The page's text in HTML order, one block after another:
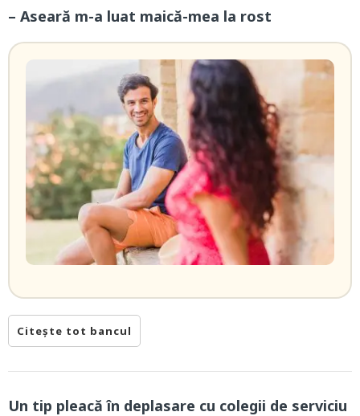
– Aseară m-a luat maică-mea la rost
Citește tot bancul
Un tip pleacă în deplasare cu colegii de serviciu